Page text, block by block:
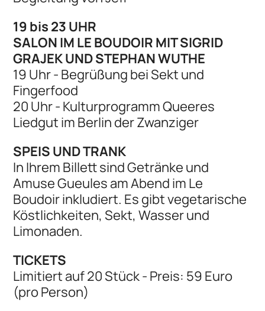
19 bis 23 UHR
SALON IM LE BOUDOIR MIT SIGRID
GRAJEK UND STEPHAN WUTHE
19 Uhr - Begrüßung bei Sekt und
Fingerfood
20 Uhr - Kulturprogramm Queeres
Liedgut im Berlin der Zwanziger
SPEIS UND TRANK
In Ihrem Billett sind Getränke und
Amuse Gueules am Abend im Le
Boudoir inkludiert. Es gibt vegetarische
Köstlichkeiten, Sekt, Wasser und
Limonaden.
TICKETS
Limitiert auf 20 Stück - Preis: 59 Euro
(pro Person)